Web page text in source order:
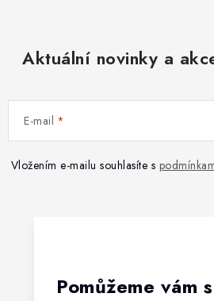
Aktuální novinky a
E-mail
Vložením e-mailu souhlasíte s
Pomůžeme vám